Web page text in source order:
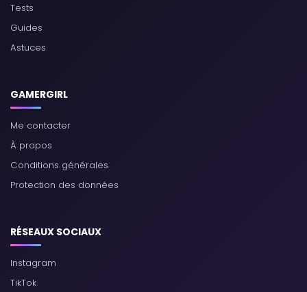
Tests
Guides
Astuces
GAMERGIRL
Me contacter
À propos
Conditions générales
Protection des données
RÉSEAUX SOCIAUX
Instagram
TikTok